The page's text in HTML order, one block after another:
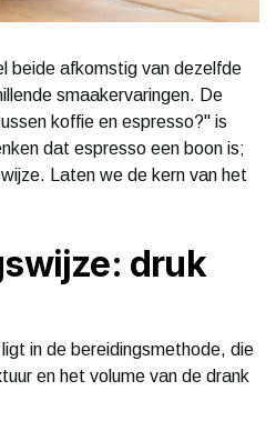
beide afkomstig van dezelfde
smaakervaringen. De
koffie en espresso?" is
dat espresso een boon is;
Laten we de kern van het
druk
in de bereidingsmethode, die
en het volume van de drank